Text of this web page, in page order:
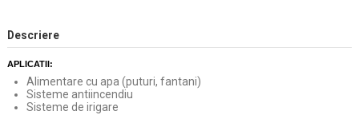
Descriere
APLICATII:
Alimentare cu apa (puturi, fantani)
Sisteme antiincendiu
Sisteme de irigare